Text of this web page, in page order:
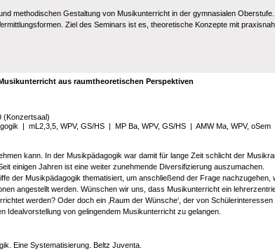
methodischen Gestaltung von Musikunterricht in der gymnasialen
Ziel des Seminars ist es, theoretische Konzepte mit
aus raumtheoretischen Perspektiven
(Konzertsaal)
| mL2,3,5, WPV, GS/HS | MP Ba, WPV, GS/HS | AMW Ma, WPV, oSem
kann. In der Musikpädagogik war damit für lange Zeit schlicht der
einigen Jahren ist eine weiter zunehmende Diversifizierung auszumachen.
der Musikpädagogik thematisiert, um anschließend der Frage
angestellt werden. Wünschen wir uns, dass Musikunterricht ein
werden? Oder doch ein ‚Raum der Wünsche‘, der von
Idealvorstellung von gelingendem Musikunterricht zu gelangen.
Eine Systematisierung. Beltz Juventa.